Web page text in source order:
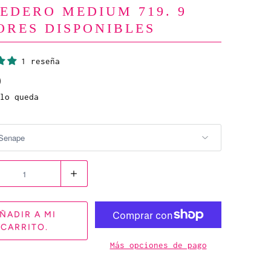
MEDIUM 719. 9
DISPONIBLES
1 reseña
queda
A MI
CARRITO.
Más opciones de pago